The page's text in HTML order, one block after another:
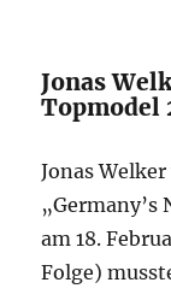
Jonas
Topmodel
Jonas
am 18.
Folge)